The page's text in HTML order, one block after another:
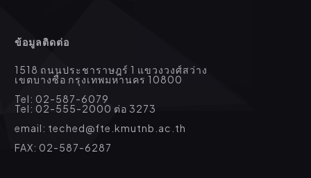
ข้อมูลติดต่อ
1518 ถนนประชาราษฎร์ 1 แขวงวงศ์สว่าง
เขตบางซื่อ กรุงเทพมหานคร 10800
Tel: 02-587-6079
Tel: 02-555-2000 ต่อ 3273
email: teched@fte.kmutnb.ac.th
FAX: 02-587-6287